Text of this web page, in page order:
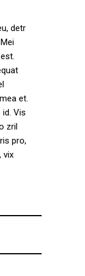
detr
et.
Vis
zril
pro,
vix